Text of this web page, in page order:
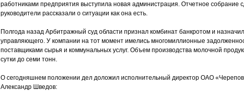
работниками предприятия выступила новая администрация. Отчетное собрание
руководители рассказали о ситуации как она есть.
Полгода назад Арбитражный суд области признал комбинат банкротом и назначил
управляющего. У компании на тот момент имелись многомиллионные
поставщиками сырья и коммунальных услуг. Объем производства молочной
сутки до семи тонн.
О сегодняшнем положении дел доложил исполнительный директор ОАО
Александр Шведов: